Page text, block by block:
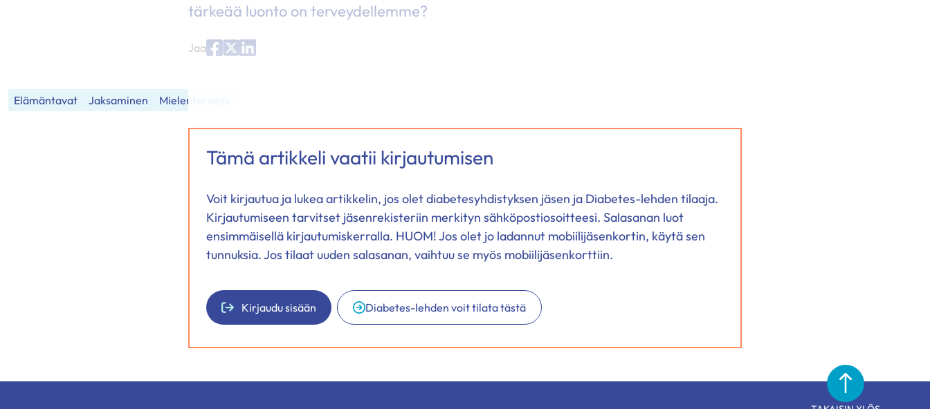
tärkeää luonto on terveydellemme?
Jaa
Elämäntavat Jaksaminen Mielenterveys
Tämä artikkeli vaatii kirjautumisen
Voit kirjautua ja lukea artikkelin, jos olet diabetesyhdistyksen jäsen ja Diabetes-lehden tilaaja.
Kirjautumiseen tarvitset jäsenrekisteriin merkityn sähköpostiosoitteesi. Salasanan luot
ensimmäisellä kirjautumiskerralla. HUOM! Jos olet jo ladannut mobiilijäsenkortin, käytä sen
tunnuksia. Jos tilaat uuden salasanan, vaihtuu se myös mobiilijäsenkorttiin.
Kirjaudu sisään Diabetes-lehden voit tilata tästä